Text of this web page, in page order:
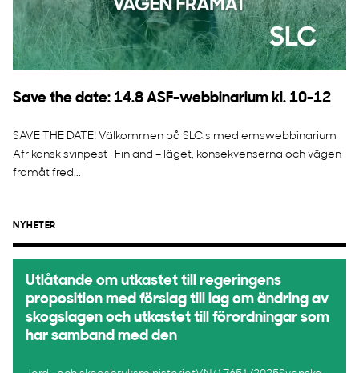
Save the date: 14.8 ASF-webbinarium kl. 10-12
SAVE THE DATE! Välkommen på SLC:s medlemswebbinarium
Afrikansk svinpest i Finland – läget, konsekvenserna och vägen
framåt fred...
NYHETER
Utlåtande om utkastet till regeringens
proposition med förslag till lag om ändring av
skogslagen och utkastet till förordningar som
har samband med den